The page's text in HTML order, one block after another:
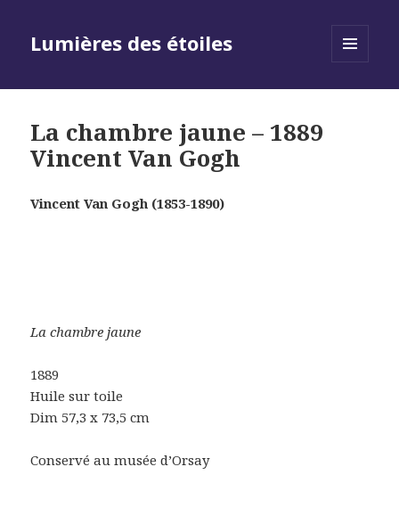
Lumières des étoiles
La chambre jaune – 1889
Vincent Van Gogh
Vincent Van Gogh (1853-1890)
La chambre jaune
1889
Huile sur toile
Dim 57,3 x 73,5 cm
Conservé au musée d’Orsay